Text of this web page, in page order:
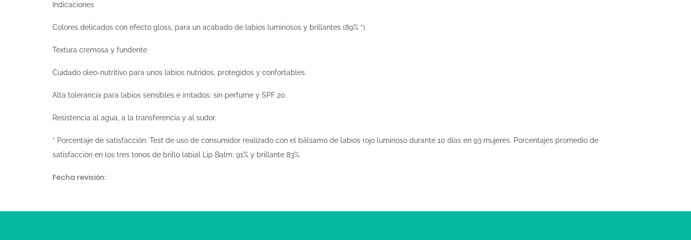
Indicaciones
Colores delicados con efecto gloss, para un acabado de labios luminosos y brillantes (89% *).
Textura cremosa y fundente
Cuidado oleo-nutritivo para unos labios nutridos, protegidos y confortables.
Alta tolerancia para labios sensibles e irritados: sin perfume y SPF 20.
Resistencia al agua, a la transferencia y al sudor.
* Porcentaje de satisfacción. Test de uso de consumidor realizado con el bálsamo de labios rojo luminoso durante 10 días en 93 mujeres. Porcentajes promedio de
satisfacción en los tres tonos de brillo labial Lip Balm: 91% y brillante 83%.
Fecha revisión: